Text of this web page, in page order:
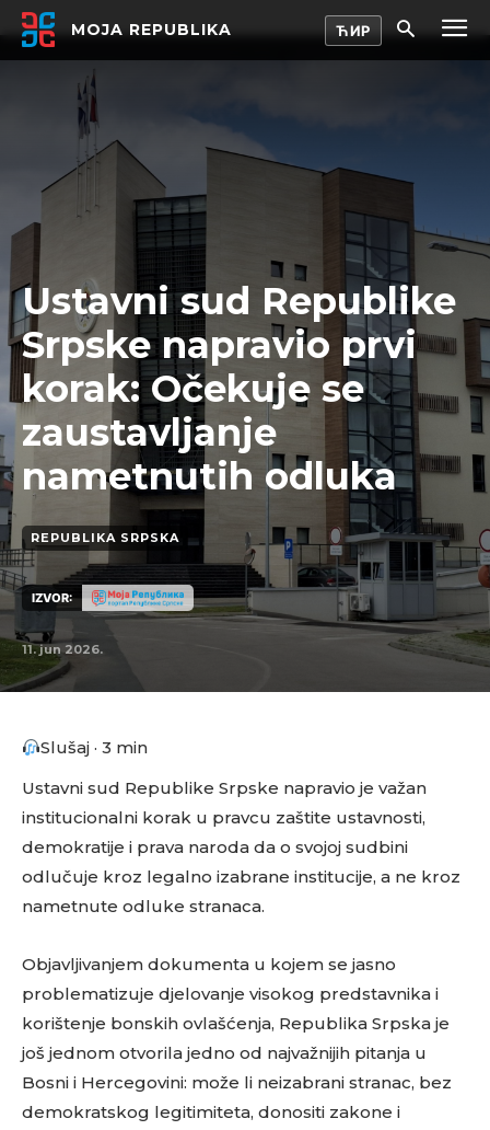
MOJA REPUBLIKA
Ustavni sud Republike
Srpske napravio prvi
korak: Očekuje se
zaustavljanje
nametnutih odluka
REPUBLIKA SRPSKA
IZVOR:
11. jun 2026.
Slušaj · 3 min
Ustavni sud Republike Srpske napravio je važan
institucionalni korak u pravcu zaštite ustavnosti,
demokratije i prava naroda da o svojoj sudbini
odlučuje kroz legalno izabrane institucije, a ne kroz
nametnute odluke stranaca.
Objavljivanjem dokumenta u kojem se jasno
problematizuje djelovanje visokog predstavnika i
korištenje bonskih ovlašćenja, Republika Srpska je
još jednom otvorila jedno od najvažnijih pitanja u
Bosni i Hercegovini: može li neizabrani stranac, bez
demokratskog legitimiteta, donositi zakone i